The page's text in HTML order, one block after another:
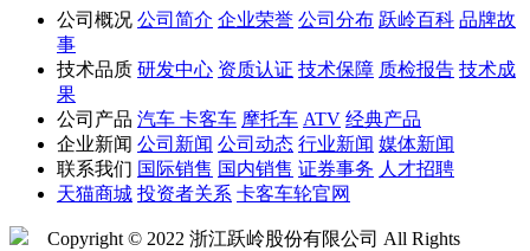
公司概况 公司简介 企业荣誉 公司分布 跃岭百科 品牌故
事
技术品质 研发中心 资质认证 技术保障 质检报告 技术成
果
公司产品 汽车 卡客车 摩托车 ATV 经典产品
企业新闻 公司新闻 公司动态 行业新闻 媒体新闻
联系我们 国际销售 国内销售 证券事务 人才招聘
天猫商城 投资者关系 卡客车轮官网
Copyright © 2022 浙江跃岭股份有限公司 All Rights